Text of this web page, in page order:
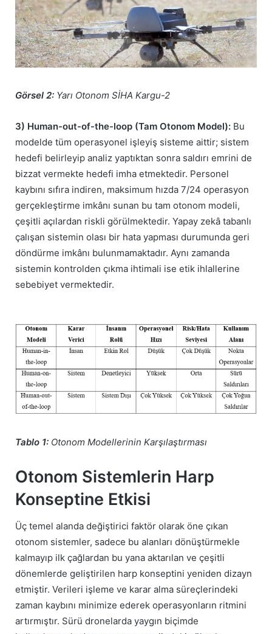
Görsel 2: Yarı Otonom SİHA Kargu-2
3) Human-out-of-the-loop (Tam Otonom Model): Bu
modelde tüm operasyonel işleyiş sisteme aittir; sistem
hedefi belirleyip analiz yaptıktan sonra saldırı emrini de
bizzat vermekte hedefi imha etmektedir. Personel
kaybını sıfıra indiren, maksimum hızda 7/24 operasyon
gerçekleştirme imkânı sunan bu tam otonom modeli,
çeşitli açılardan riskli görülmektedir. Yapay zekâ tabanlı
çalışan sistemin olası bir hata yapması durumunda geri
döndürme imkânı bulunmamaktadır. Aynı zamanda
sistemin kontrolden çıkma ihtimali ise etik ihlallerine
sebebiyet vermektedir.
Tablo 1: Otonom Modellerinin Karşılaştırması
Otonom Sistemlerin Harp
Konseptine Etkisi
Üç temel alanda değiştirici faktör olarak öne çıkan
otonom sistemler, sadece bu alanları dönüştürmekle
kalmayıp ilk çağlardan bu yana aktarılan ve çeşitli
dönemlerde geliştirilen harp konseptini yeniden dizayn
etmiştir. Verileri işleme ve karar alma süreçlerindeki
zaman kaybını minimize ederek operasyonların ritmini
artırmıştır. Sürü dronelarda yaygın biçimde